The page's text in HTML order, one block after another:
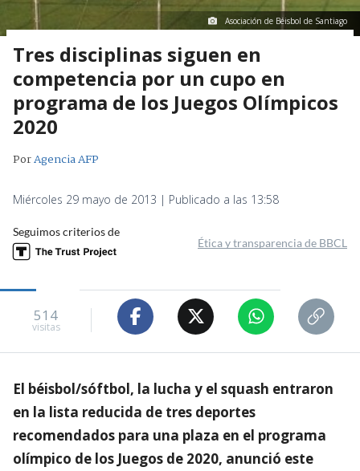
Asociación de Béisbol de Santiago
Tres disciplinas siguen en
competencia por un cupo en
programa de los Juegos Olímpicos
2020
PorAgencia AFP
Miércoles 29 mayo de 2013 | Publicado a las 13:58
Seguimos criterios de
Ética y transparencia de BBCL
514
visitas
El béisbol/sóftbol, la lucha y el squash entraron
en la lista reducida de tres deportes
recomendados para una plaza en el programa
olímpico de los Juegos de 2020, anunció este